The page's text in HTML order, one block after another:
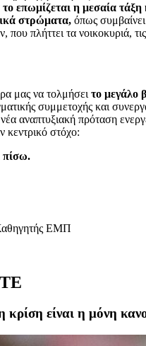
επωμίζεται η μεσαία τάξη
στρώματα, όπως
που πλήττει τα νοικοκυριά, τις
μας να τολμήσει το μεγάλο
συμμετοχής και
αναπτυξιακή πρόταση
κεντρικό στόχο:
πίσω.
ΕΜΠ
κρίση είναι η μόνη